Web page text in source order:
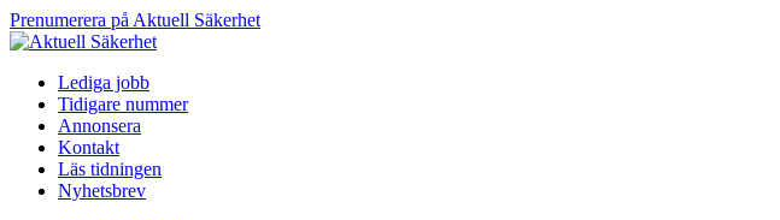
Prenumerera på Aktuell Säkerhet
Lediga jobb
Tidigare nummer
Annonsera
Kontakt
Läs tidningen
Nyhetsbrev